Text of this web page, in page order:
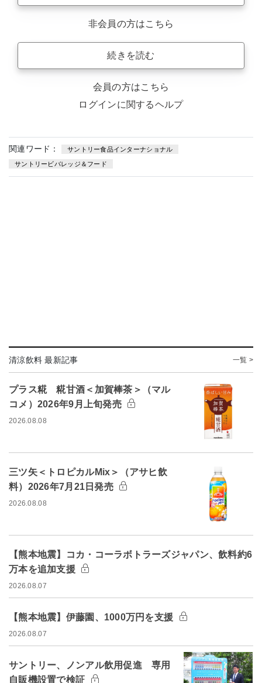
非会員の方はこちら
続きを読む
会員の方はこちら
ログインに関するヘルプ
関連ワード： サントリー食品インターナショナル
サントリービバレッジ＆フード
清涼飲料 最新記事 一覧 >
プラス糀 糀甘酒＜加賀棒茶＞（マル
コメ）2026年9月上旬発売
2026.08.08
三ツ矢＜トロピカルMix＞（アサヒ飲
料）2026年7月21日発売
2026.08.08
【熊本地震】コカ・コーラボトラーズジャパン、飲料約6
万本を追加支援
2026.08.07
【熊本地震】伊藤園、1000万円を支援
2026.08.07
サントリー、ノンアル飲用促進 専用
自販機設置で検証